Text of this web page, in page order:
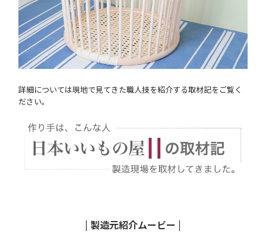
詳細については現地で見てきた職人技を紹介する取材記をご覧く
ださい。
| 製造元紹介ムービー |